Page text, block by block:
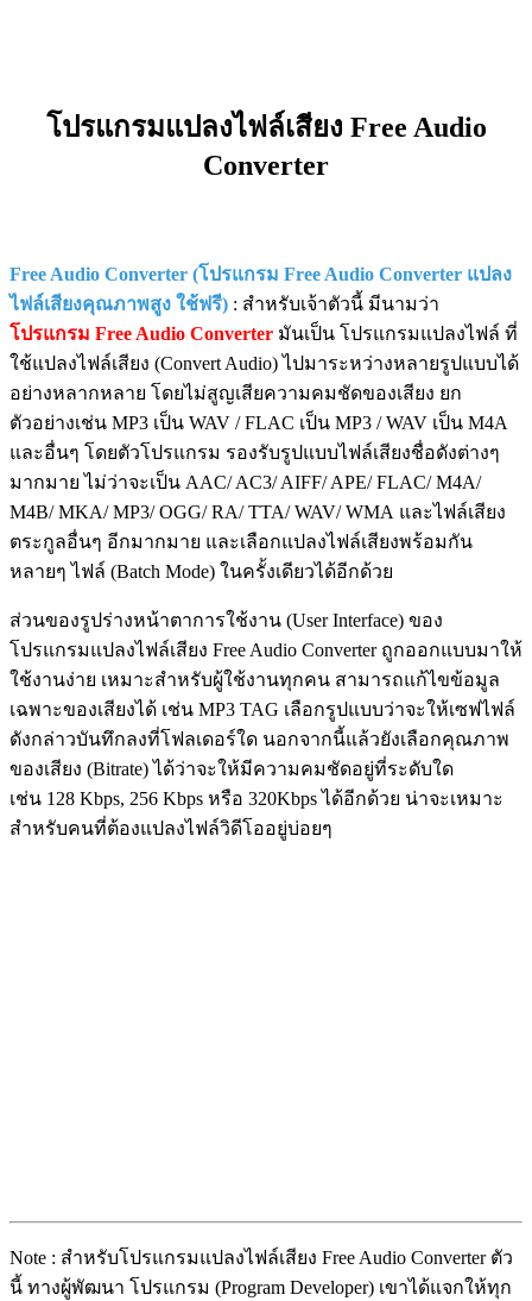
โปรแกรมแปลงไฟล์เสียง Free Audio
Converter
Free Audio Converter (โปรแกรม Free Audio Converter แปลง
ไฟล์เสียงคุณภาพสูง ใช้ฟรี) : สำหรับเจ้าตัวนี้ มีนามว่า
โปรแกรม Free Audio Converter มันเป็น โปรแกรมแปลงไฟล์ ที่
ใช้แปลงไฟล์เสียง (Convert Audio) ไปมาระหว่างหลายรูปแบบได้
อย่างหลากหลาย โดยไม่สูญเสียความคมชัดของเสียง ยก
ตัวอย่างเช่น MP3 เป็น WAV / FLAC เป็น MP3 / WAV เป็น M4A
และอื่นๆ โดยตัวโปรแกรม รองรับรูปแบบไฟล์เสียงชื่อดังต่างๆ
มากมาย ไม่ว่าจะเป็น AAC/ AC3/ AIFF/ APE/ FLAC/ M4A/
M4B/ MKA/ MP3/ OGG/ RA/ TTA/ WAV/ WMA และไฟล์เสียง
ตระกูลอื่นๆ อีกมากมาย และเลือกแปลงไฟล์เสียงพร้อมกัน
หลายๆ ไฟล์ (Batch Mode) ในครั้งเดียวได้อีกด้วย
ส่วนของรูปร่างหน้าตาการใช้งาน (User Interface) ของ
โปรแกรมแปลงไฟล์เสียง Free Audio Converter ถูกออกแบบมาให้
ใช้งานง่าย เหมาะสำหรับผู้ใช้งานทุกคน สามารถแก้ไขข้อมูล
เฉพาะของเสียงได้ เช่น MP3 TAG เลือกรูปแบบว่าจะให้เซฟไฟล์
ดังกล่าวบันทึกลงที่โฟลเดอร์ใด นอกจากนี้แล้วยังเลือกคุณภาพ
ของเสียง (Bitrate) ได้ว่าจะให้มีความคมชัดอยู่ที่ระดับใด
เช่น 128 Kbps, 256 Kbps หรือ 320Kbps ได้อีกด้วย น่าจะเหมาะ
สำหรับคนที่ต้องแปลงไฟล์วิดีโออยู่บ่อยๆ
Note : สำหรับโปรแกรมแปลงไฟล์เสียง Free Audio Converter ตัว
นี้ ทางผู้พัฒนา โปรแกรม (Program Developer) เขาได้แจกให้ทุก